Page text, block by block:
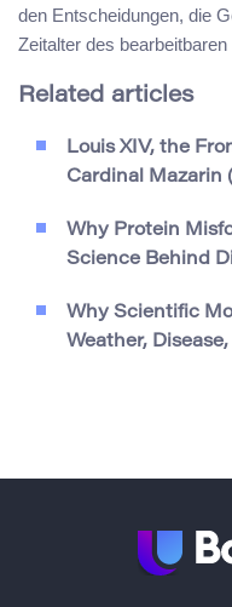
den Entscheidungen, die
Zeitalter des
Related articles
Louis XIV, the
Cardinal Mazarin
Why Protein
Science Behind
Why Scientific
Weather,